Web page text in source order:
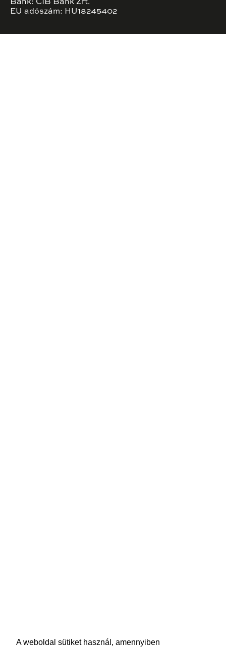
A weboldal sütiket használ, amennyiben
Bank: CIB Bank Zrt.
EU adószám: HU18245402